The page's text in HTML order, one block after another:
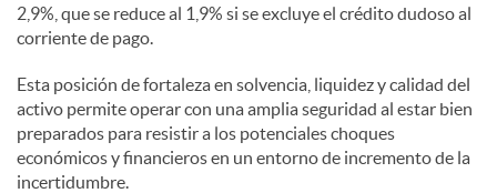
2,9%, que se reduce al 1,9% si se excluye el crédito dudoso al
corriente de pago.
Esta posición de fortaleza en solvencia, liquidez y calidad del
activo permite operar con una amplia seguridad al estar bien
preparados para resistir a los potenciales choques
económicos y financieros en un entorno de incremento de la
incertidumbre.